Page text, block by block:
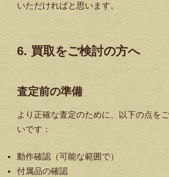
いただければと思います。
6. 買取をご検討の方へ
査定前の準備
より正確な査定のために、以下の点を
いです：
動作確認（可能な範囲で）
付属品の確認